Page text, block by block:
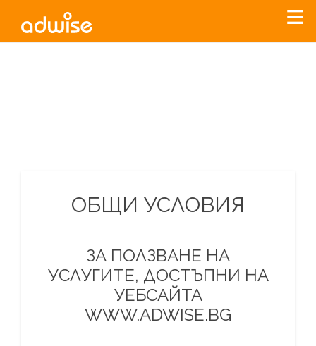
ОБЩИ УСЛОВИЯ
ЗА ПОЛЗВАНЕ НА
УСЛУГИТЕ, ДОСТЪПНИ НА
УЕБСАЙТА
WWW.ADWISE.BG